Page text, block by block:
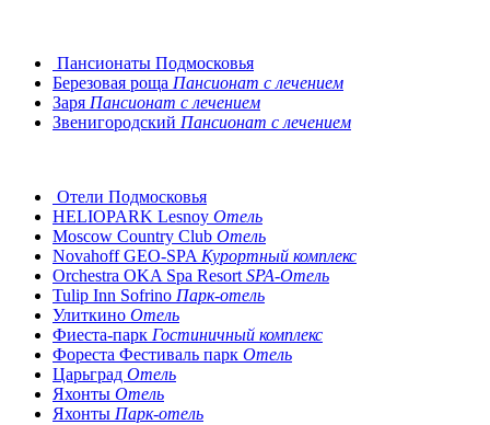
Пансионаты Подмосковья
Березовая роща Пансионат с лечением
Заря Пансионат с лечением
Звенигородский Пансионат с лечением
Отели Подмосковья
HELIOPARK Lesnoy Отель
Moscow Country Club Отель
Novahoff GEO-SPA Курортный комплекс
Orchestra OKA Spa Resort SPA-Отель
Tulip Inn Sofrino Парк-отель
Улиткино Отель
Фиеста-парк Гостиничный комплекс
Фореста Фестиваль парк Отель
Царьград Отель
Яхонты Отель
Яхонты Парк-отель